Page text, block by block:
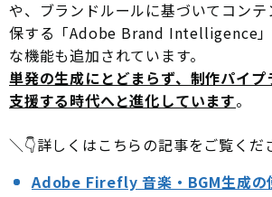
や、ブランドルールに基づいてコン
保する「Adobe Brand Intelligence」
な機能も追加されています。
単発の生成にとどまらず、制作パイ
支援する時代へと進化しています。
＼👇詳しくはこちらの記事をご覧くだ
Adobe Firefly 音楽・BGM生成の